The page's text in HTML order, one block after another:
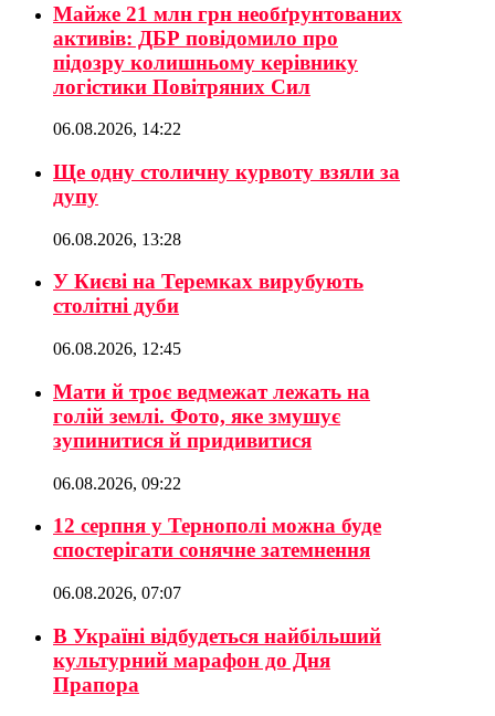
Майже 21 млн грн необґрунтованих
активів: ДБР повідомило про
підозру колишньому керівнику
логістики Повітряних Сил
06.08.2026, 14:22
Ще одну столичну курвоту взяли за
дупу
06.08.2026, 13:28
У Києві на Теремках вирубують
столітні дуби
06.08.2026, 12:45
Мати й троє ведмежат лежать на
голій землі. Фото, яке змушує
зупинитися й придивитися
06.08.2026, 09:22
12 серпня у Тернополі можна буде
спостерігати сонячне затемнення
06.08.2026, 07:07
В Україні відбудеться найбільший
культурний марафон до Дня
Прапора